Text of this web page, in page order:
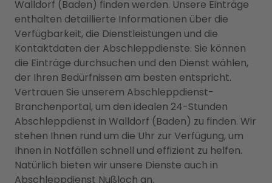
Walldorf (Baden) finden werden. Unsere Einträge
enthalten detaillierte Informationen über die
Verfügbarkeit, die Dienstleistungen und die
Kontaktdaten der Abschleppdienste. Sie können
die Einträge durchsuchen und den Dienst wählen,
der Ihren Bedürfnissen am besten entspricht.
Vertrauen Sie unserem Abschleppdienst-
Branchenportal, um den idealen 24-Stunden
Abschleppdienst in Walldorf (Baden) zu finden. Wir
stehen Ihnen rund um die Uhr zur Verfügung, um
Ihnen in Notfällen schnell und effizient zu helfen.
Natürlich bieten wir unsere Dienste auch in
Abschleppdienst Nußloch an.